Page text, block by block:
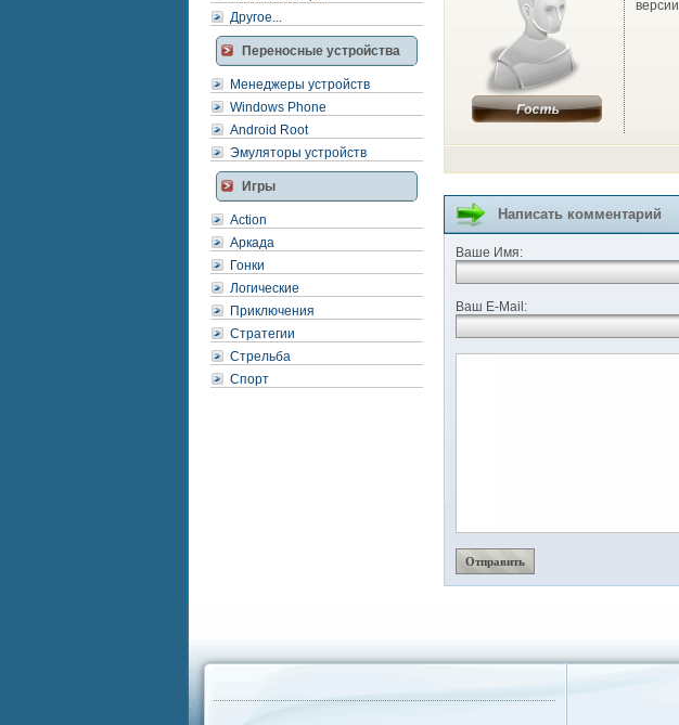
Другое...
Переносные устройства
Менеджеры устройств
Windows Phone
Android Root
Эмуляторы устройств
Игры
Action
Аркада
Гонки
Логические
Приключения
Стратегии
Стрельба
Спорт
версии
Написать комментарий
Ваше Имя:
Ваш E-Mail: